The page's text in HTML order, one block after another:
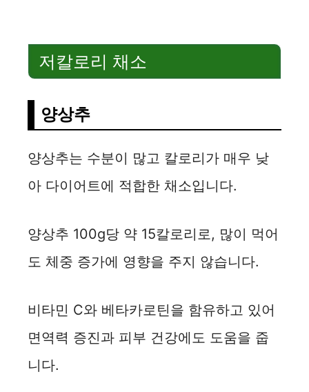
저칼로리 채소
양상추
양상추는 수분이 많고 칼로리가 매우 낮
아 다이어트에 적합한 채소입니다.
양상추 100g당 약 15칼로리로, 많이 먹어
도 체중 증가에 영향을 주지 않습니다.
비타민 C와 베타카로틴을 함유하고 있어
면역력 증진과 피부 건강에도 도움을 줍
니다.